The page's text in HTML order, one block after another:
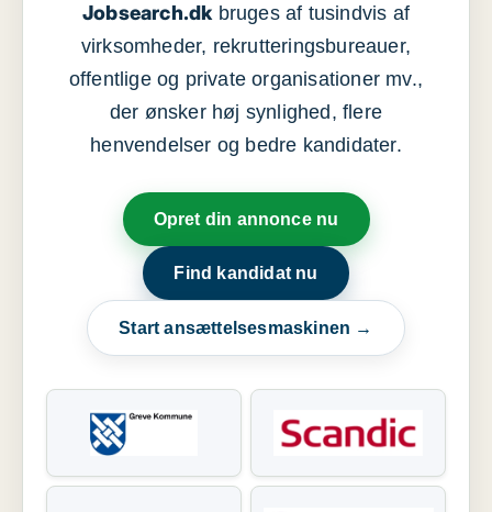
Jobsearch.dkbruges af tusindvis af
virksomheder, rekrutteringsbureauer,
offentlige og private organisationer mv.,
der ønsker høj synlighed, flere
henvendelser og bedre kandidater.
Opret din annonce nu
Find kandidat nu
Start ansættelsesmaskinen →